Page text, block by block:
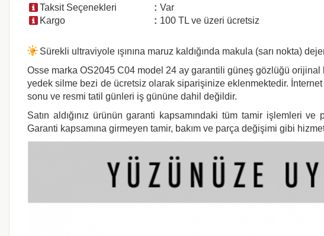
Taksit Seçenekleri
: Var
Kargo
: 100 TL ve üzeri ücretsiz
Sürekli ultraviyole ışınına maruz kaldığında makula (sarı nokta)
Osse markaOS2045 C04 model 24 ay garantili güneş gözlüğü orijinal
yedek silme bezi de ücretsiz olarak siparişinize eklenmektedir.
sonu ve resmi tatil günleri iş gününe dahil değildir.
Satın aldığınız ürünün garanti kapsamındaki tüm tamir işlemleri
Garanti kapsamına girmeyen tamir, bakım ve parça değişimi gibi